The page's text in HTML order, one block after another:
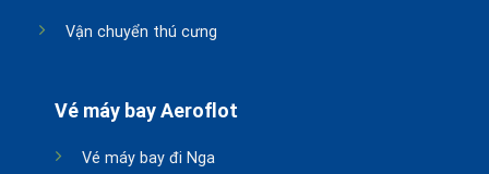
Vận chuyển thú cưng
Vé máy bay Aeroflot
Vé máy bay đi Nga